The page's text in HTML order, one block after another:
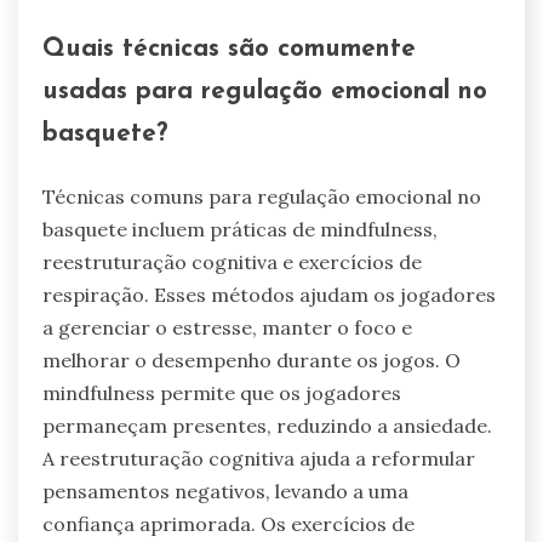
Quais técnicas são comumente
usadas para regulação emocional no
basquete?
Técnicas comuns para regulação emocional no
basquete incluem práticas de mindfulness,
reestruturação cognitiva e exercícios de
respiração. Esses métodos ajudam os jogadores
a gerenciar o estresse, manter o foco e
melhorar o desempenho durante os jogos. O
mindfulness permite que os jogadores
permaneçam presentes, reduzindo a ansiedade.
A reestruturação cognitiva ajuda a reformular
pensamentos negativos, levando a uma
confiança aprimorada. Os exercícios de